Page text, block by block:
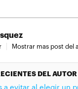
Mostrar mas post del
DEL AUTOR